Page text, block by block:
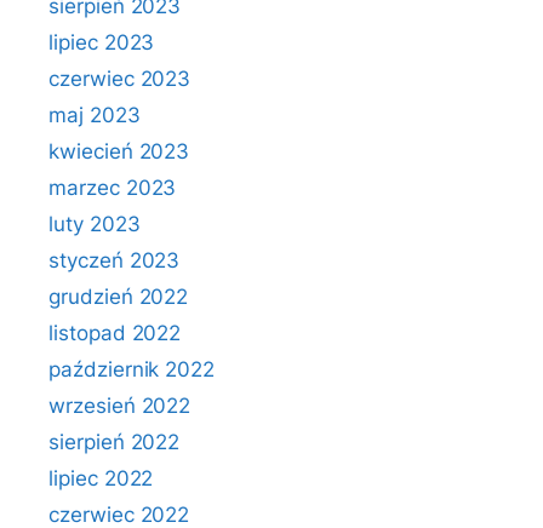
sierpień 2023
lipiec 2023
czerwiec 2023
maj 2023
kwiecień 2023
marzec 2023
luty 2023
styczeń 2023
grudzień 2022
listopad 2022
październik 2022
wrzesień 2022
sierpień 2022
lipiec 2022
czerwiec 2022